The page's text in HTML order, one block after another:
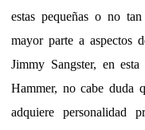
estas pequeñas o no
mayor parte a aspectos
Jimmy Sangster, en
Hammer, no cabe duda
adquiere personalidad